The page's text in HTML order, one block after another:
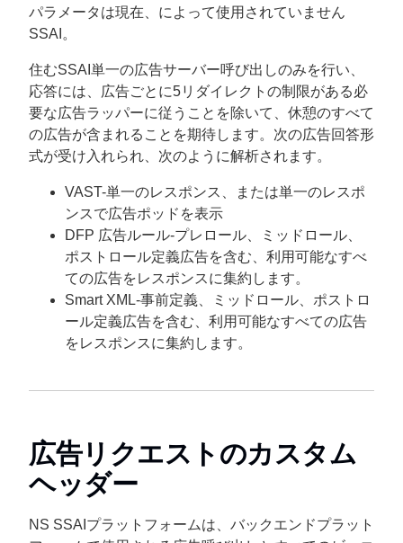
パラメータは現在、によって使用されていません
SSAI 。
住むSSAI 単一の広告サーバー呼び出しのみを行い、
応答には、広告ごとに5リダイレクトの制限がある必
要な広告ラッパーに従うことを除いて、休憩のすべて
の広告が含まれることを期待します。次の広告回答形
式が受け入れられ、次のように解析されます。
VAST-単一のレスポンス、または単一のレスポ
ンスで広告ポッドを表示
DFP 広告ルール-プレロール、ミッドロール、
ポストロール定義広告を含む、利用可能なすべ
ての広告をレスポンスに集約します。
Smart XML-事前定義、ミッドロール、ポストロ
ール定義広告を含む、利用可能なすべての広告
をレスポンスに集約します。
広告リクエストのカスタム
ヘッダー
NS SSAI プラットフォームは、バックエンドプラット